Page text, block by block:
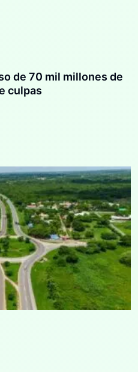
de 70 mil millones de
culpas